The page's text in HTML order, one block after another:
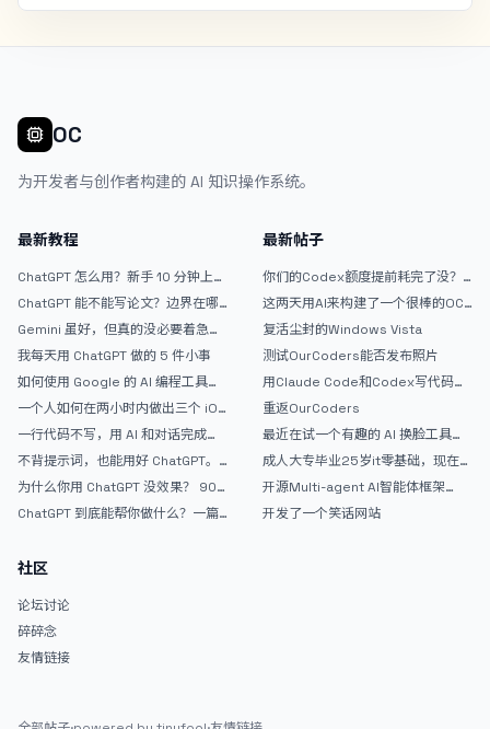
OC
为开发者与创作者构建的 AI 知识操作系统。
最新教程
ChatGPT 怎么用？新手 10 分钟上手
ChatGPT 能不能写论文？边界在哪
Gemini 虽好，但真的没必要着急放
弃 ChatGPT
我每天用 ChatGPT 做的 5 件小事
如何使用 Google 的 AI 编程工具
AntiGravity：独立开发者的新时代
武器
一个人如何在两小时内做出三个 iOS
APP？｜AntiGravity + Gemini 3 实
战完整记录
一行代码不写，用 AI 和对话完成一
个完整网站：《图书天堂》实战记录
不背提示词，也能用好 ChatGPT。
一个万能提问模板
为什么你用 ChatGPT 没效果？ 90%
的人第一步就问错了
ChatGPT 到底能帮你做什么？一篇
最新帖子
你们的Codex额度提前耗完了没？
戒断反应如何？
这两天用AI来构建了一个很棒的OC
论坛精华区
复活尘封的Windows Vista
测试OurCoders能否发布照片
用Claude Code和Codex写代码真
的爽，但是App怎么挣钱还是很难啊
重返OurCoders
最近在试一个有趣的 AI 换脸工具，
效果挺不错
成人大专毕业25岁it零基础，现在想
考软件设计师，有什么好的建议吗，
谢谢！
开源Multi-agent AI智能体框架
aevatar.ai，欢迎大家贡献代码
开发了一个笑话网站
社区
论坛讨论
碎碎念
友情链接